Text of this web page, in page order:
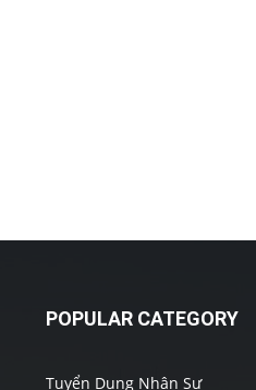
POPULAR CATEGORY
Tuyển Dụng Nhân Sự